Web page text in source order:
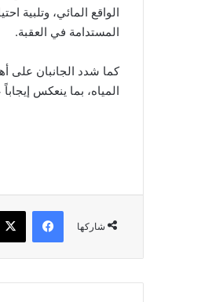
الواقع المائي، وتلبية
المستدامة في العقبة.
كما شدد الجانبان على
المياه، بما ينعكس
شاركها
فيسبوك